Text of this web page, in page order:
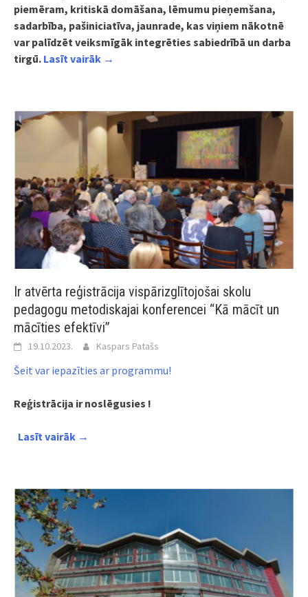
piemēram, kritiskā domāšana, lēmumu pieņemšana,
sadarbība, pašiniciatīva, jaunrade, kas viņiem nākotnē
var palīdzēt veiksmīgāk integrēties sabiedrībā un darba
tirgū. Lasīt vairāk →
Ir atvērta reģistrācija vispārizglītojošai skolu
pedagogu metodiskajai konferencei “Kā mācīt un
mācīties efektīvi”
19.10.2023. Kaspars Patašs
Šeit var iepazīties ar programmu!
Reģistrācija ir noslēgusies !
Lasīt vairāk →